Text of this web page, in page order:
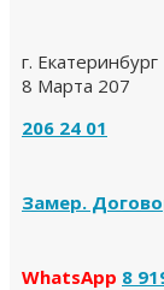
г. Екатеринбург
8 Марта 207
206 24 01
Замер.
WhatsApp 8